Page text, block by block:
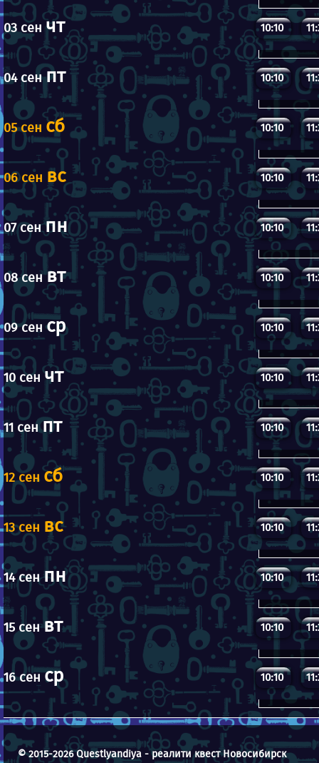
03 сен чт 10:10
04 сенпт 10:10
05 сен сб 10:10
06 сен вс 10:10
07 сенпн 10:10
08 сенвт 10:10
09 сенср 10:10
10 сен чт 10:10
11 сенпт 10:10
12 сен сб 10:10
13 сен вс 10:10
14 сенпн 10:10
15 сенвт 10:10
16 сен ср 10:10
© 2015-2026 Questlyandiya - реалити квест Новосибирск